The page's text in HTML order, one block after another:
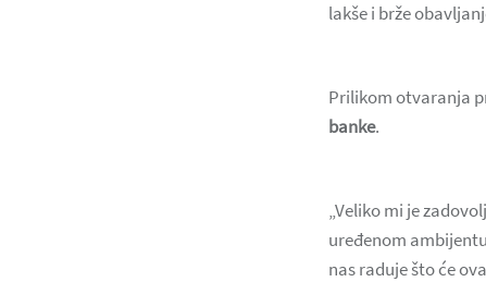
lakše i brže
Prilikom otvaranja
banke.
„Veliko mi je
uređenom
nas raduje što će